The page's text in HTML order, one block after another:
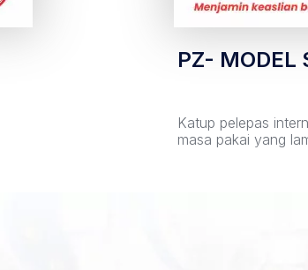
PZ- MODEL
Katup pelepas
masa pakai yang